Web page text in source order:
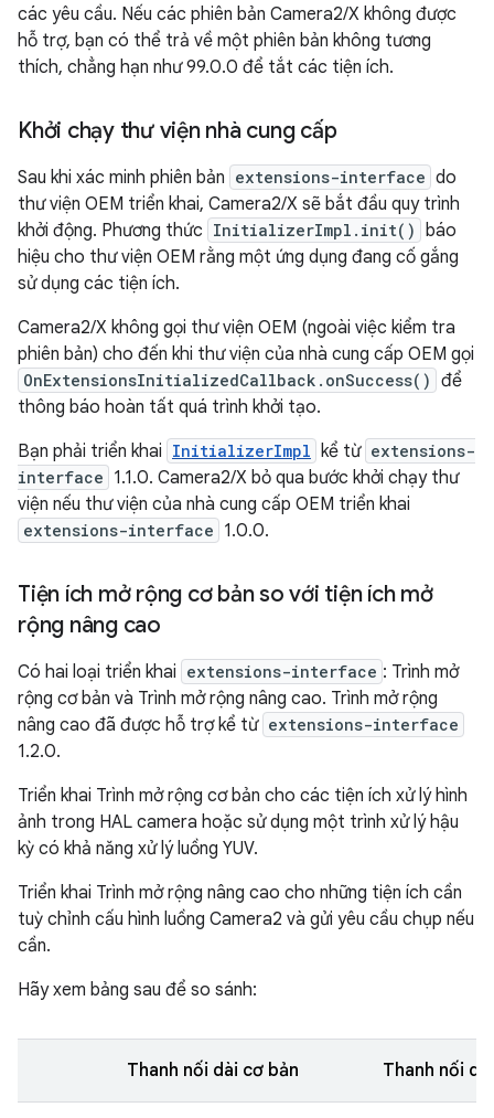
các yêu cầu. Nếu các phiên bản Camera2/X không được
hỗ trợ, bạn có thể trả về một phiên bản không tương
thích, chẳng hạn như 99.0.0 để tắt các tiện ích.
Khởi chạy thư viện nhà cung cấp
Sau khi xác minh phiên bản extensions-interface do
thư viện OEM triển khai, Camera2/X sẽ bắt đầu quy trình
khởi động. Phương thức InitializerImpl.init()
báo
hiệu cho thư viện OEM rằng một ứng dụng đang cố gắng
sử dụng các tiện ích.
Camera2/X không gọi thư viện OEM (ngoài việc kiểm tra
phiên bản) cho đến khi thư viện của nhà cung cấp OEM gọi
OnExtensionsInitializedCallback.onSuccess() để
thông báo hoàn tất quá trình khởi tạo.
Bạn phải triển khai InitializerImpl kể từ extensions-
interface 1.1.0. Camera2/X bỏ qua bước khởi chạy thư
viện nếu thư viện của nhà cung cấp OEM triển khai
extensions-interface 1.0.0.
Tiện ích mở rộng cơ bản so với tiện ích mở
rộng nâng cao
Có hai loại triển khai extensions-interface : Trình mở
rộng cơ bản và Trình mở rộng nâng cao. Trình mở rộng
nâng cao đã được hỗ trợ kể từ extensions-interface
1.2.0.
Triển khai Trình mở rộng cơ bản cho các tiện ích xử lý hình
ảnh trong HAL camera hoặc sử dụng một trình xử lý hậu
kỳ có khả năng xử lý luồng YUV.
Triển khai Trình mở rộng nâng cao cho những tiện ích cần
tuỳ chỉnh cấu hình luồng Camera2 và gửi yêu cầu chụp nếu
cần.
Hãy xem bảng sau để so sánh:
Thanh nối dài cơ bản Thanh nối